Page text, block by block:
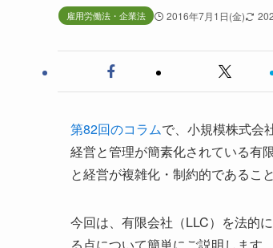
雇用労働法・企業法 2016年7月1日(金)
第82回のコラムで、小規模株式会
経営と管理が簡素化されている有
と経営が複雑化・制約的であるこ
今回は、有限会社（LLC）を法的